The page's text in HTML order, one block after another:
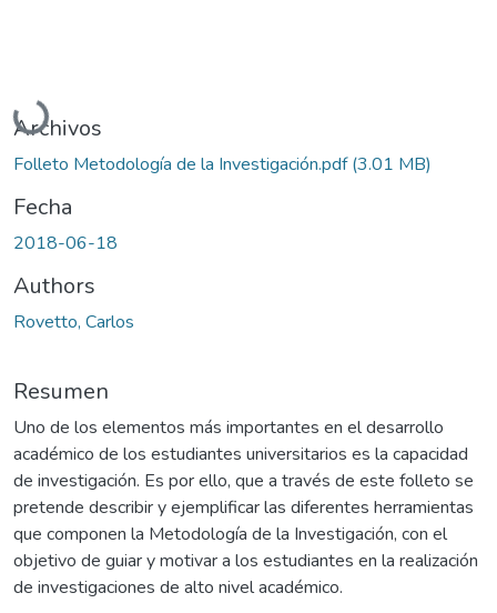
Cargando...
Archivos
Folleto Metodología de la Investigación.pdf(3.01 MB)
Fecha
2018-06-18
Authors
Rovetto, Carlos
Resumen
Uno de los elementos más importantes en el desarrollo
académico de los estudiantes universitarios es la capacidad
de investigación. Es por ello, que a través de este folleto se
pretende describir y ejemplificar las diferentes herramientas
que componen la Metodología de la Investigación, con el
objetivo de guiar y motivar a los estudiantes en la realización
de investigaciones de alto nivel académico.